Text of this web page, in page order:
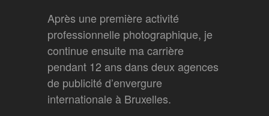
Après une première activité
professionnelle photographique, je
continue ensuite ma carrière
pendant 12 ans dans deux agences
de publicité d’envergure
internationale à Bruxelles.